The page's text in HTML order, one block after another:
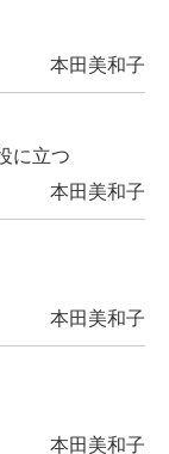
本田美和子
に立つ
本田美和子
本田美和子
本田美和子